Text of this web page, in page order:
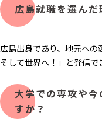
広島就職を選んだ
広島出身であり、地元への
そして世界へ！」と発信で
大学での専攻や
すか？